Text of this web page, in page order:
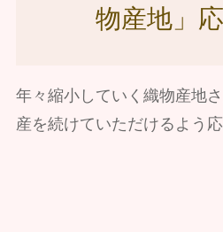
物産地」
年々縮小していく織物産地
産を続けていただけるよう応